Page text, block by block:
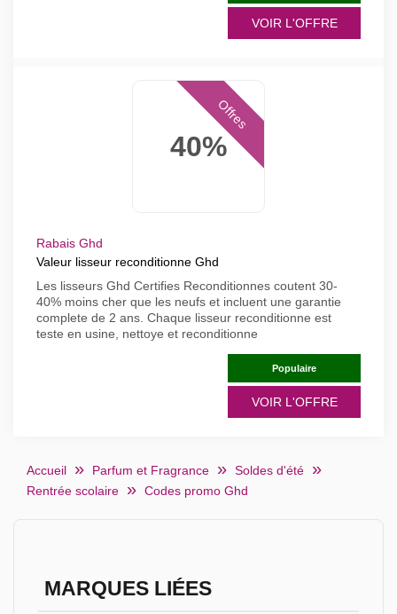
VOIR L'OFFRE
40%
Offres
Rabais Ghd
Valeur lisseur reconditionne Ghd
Les lisseurs Ghd Certifies Reconditionnes coutent 30-
40% moins cher que les neufs et incluent une garantie
complete de 2 ans. Chaque lisseur reconditionne est
teste en usine, nettoye et reconditionne
Populaire
VOIR L'OFFRE
Accueil Parfum et Fragrance
Soldes d'été
Rentrée scolaire
Codes promo Ghd
MARQUES LIÉES